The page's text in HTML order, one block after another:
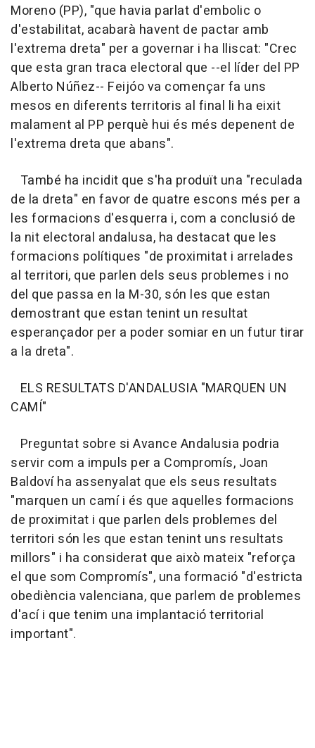
Moreno (PP), "que havia parlat d'embolic o
d'estabilitat, acabarà havent de pactar amb
l'extrema dreta" per a governar i ha lliscat: "Crec
que esta gran traca electoral que --el líder del PP
Alberto Núñez-- Feijóo va començar fa uns
mesos en diferents territoris al final li ha eixit
malament al PP perquè hui és més depenent de
l'extrema dreta que abans".
També ha incidit que s'ha produït una "reculada
de la dreta" en favor de quatre escons més per a
les formacions d'esquerra i, com a conclusió de
la nit electoral andalusa, ha destacat que les
formacions polítiques "de proximitat i arrelades
al territori, que parlen dels seus problemes i no
del que passa en la M-30, són les que estan
demostrant que estan tenint un resultat
esperançador per a poder somiar en un futur tirar
a la dreta".
ELS RESULTATS D'ANDALUSIA "MARQUEN UN
CAMÍ"
Preguntat sobre si Avance Andalusia podria
servir com a impuls per a Compromís, Joan
Baldoví ha assenyalat que els seus resultats
"marquen un camí i és que aquelles formacions
de proximitat i que parlen dels problemes del
territori són les que estan tenint uns resultats
millors" i ha considerat que això mateix "reforça
el que som Compromís", una formació "d'estricta
obediència valenciana, que parlem de problemes
d'ací i que tenim una implantació territorial
important".